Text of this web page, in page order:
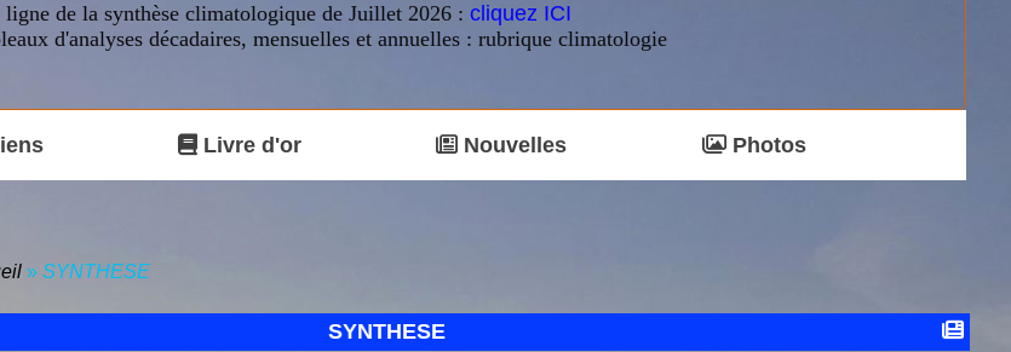
de la synthèse climatologique de Juillet 2026 : cliquez ICI
d'analyses décadaires, mensuelles et annuelles : rubrique climatologie
Livre d'or Nouvelles Photos
» SYNTHESE
SYNTHESE